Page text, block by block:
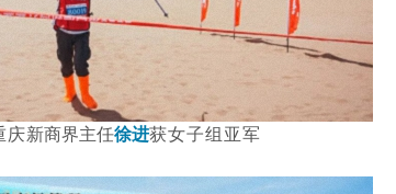
庆新商界主任徐进获女子组亚军